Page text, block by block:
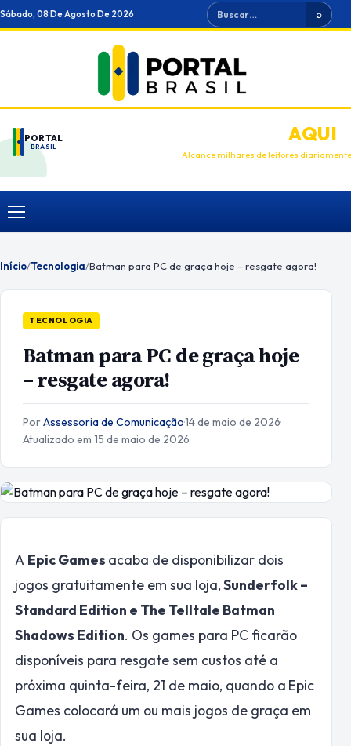
Ir
para
Sábado, 08 De Agosto De 2026 Buscar ⌕
PORTAL
BRASIL
ANUNCIEAQUI
Alcance milhares de leitores diariamente
Menu
Início/Tecnologia/Batman para PC de graça hoje – resgate agora!
TECNOLOGIA
Batman para PC de graça hoje
– resgate agora!
PorAssessoria de Comunicação·14 de maio de 2026·
Atualizado em 15 de maio de 2026
A Epic Games acaba de disponibilizar dois
jogos gratuitamente em sua loja,Sunderfolk –
Standard Edition e The Telltale Batman
Shadows Edition. Os games para PC ficarão
disponíveis para resgate sem custos até a
próxima quinta-feira, 21 de maio, quando a Epic
Games colocará um ou mais jogos de graça em
sua loja.